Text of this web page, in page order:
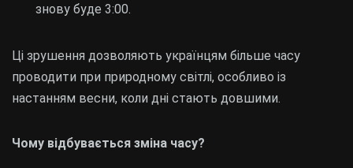
знову буде 3:00.
Ці зрушення дозволяють українцям більше часу
проводити при природному світлі, особливо із
настанням весни, коли дні стають довшими.
Чому відбувається зміна часу?